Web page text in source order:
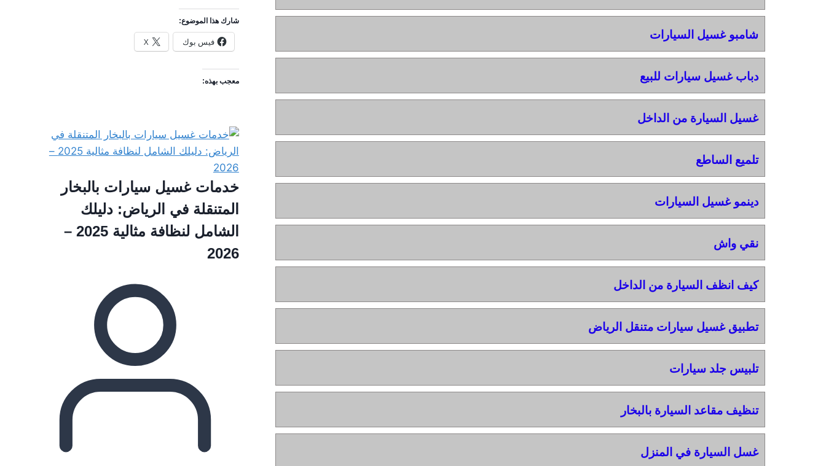
شامبو غسيل السيارات
دباب غسيل سيارات للبيع
غسيل السيارة من الداخل
تلميع الساطع
دينمو غسيل السيارات
نقي واش
كيف انظف السيارة من الداخل
تطبيق غسيل سيارات متنقل الرياض
تلبيس جلد سيارات
تنظيف مقاعد السيارة بالبخار
غسل السيارة في المنزل
شارك هذا الموضوع:
فيس بوك X
معجب بهذه:
خدمات غسيل سيارات بالبخار
المتنقلة في الرياض: دليلك
الشامل لنظافة مثالية 2025 –
2026